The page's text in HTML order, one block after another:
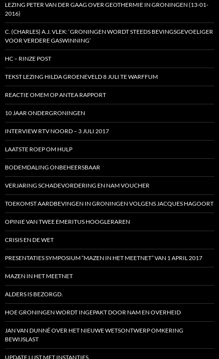
LEZING PETER VAN DER GAAG OVER GEOTHERMIE IN GRONINGEN (13-01-
2016)
C. (CHARLES) A.J. VLEK: ‘GRONINGEN WORDT STEEDS BEVINGSGEVOELIGER
VOOR VERDERE GASWINNING’
HC – RINZE POST
TEKST LEZING HILDA GROENEVELD 8 JULI TE WARFFUM
REACTIE OMEM OP ANTEA RAPPORT
10 JAAR ONDERGRONINGEN
INTERVIEW RTV NOORD – 3 JULI 2017
LAATSTE ROEP OM HULP
BODEMDALING ONBEHEERSBAAR
VERJARING SCHADEVORDERING EN NAM VOUCHER
TOEKOMST AARDBEVINGEN IN GRONINGEN VOLGENS JACQUES HAGOORT
OPINIE VAN TWEE EMERITUS HOOGLERAREN
CRISIS EN DE WET
PRESENTATIES SYMPOSIUM “MAZEN IN HET MEETNET” VAN 1 APRIL 2017
MAZEN IN HET MEETNET
ALDERS IS BEZORGD.
HOE GRONINGEN WORDT INGEPAKT DOOR NAM EN OVERHEID
JAN VAN DUNNÉ OVER HET NIEUWE WETSONTWERP OMKERING
BEWIJSLAST
UPDATE LIJST MET INSTANTIES